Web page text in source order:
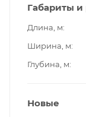
Габариты
Длина, м
Ширина, м
Глубина, м
Новые